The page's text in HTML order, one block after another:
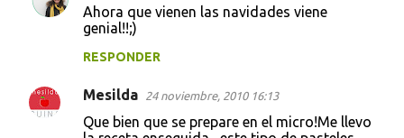
Ahora que vienen las navidades viene
genial!!;)
RESPONDER
Mesilda 24 noviembre, 2010 16:13
Que bien que se prepare en el micro!Me llevo